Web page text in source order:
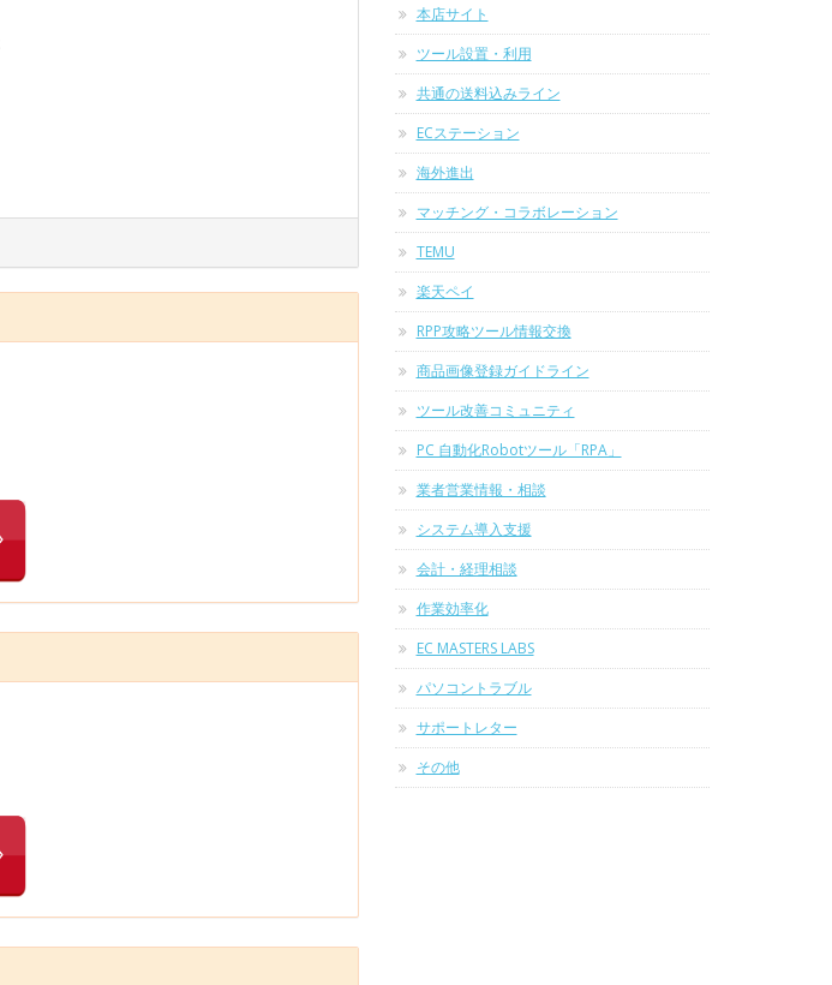
本店サイト
ツール設置・利用
共通の送料込みライン
ECステーション
海外進出
マッチング・コラボレーション
TEMU
楽天ペイ
RPP攻略ツール情報交換
商品画像登録ガイドライン
ツール改善コミュニティ
PC 自動化Robotツール「RPA」
業者営業情報・相談
システム導入支援
会計・経理相談
作業効率化
EC MASTERS LABS
パソコントラブル
サポートレター
その他